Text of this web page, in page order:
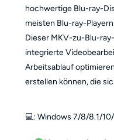
hochwertige Blu-ray-
meisten Blu-ray-
Dieser MKV-zu-Blu-
integrierte
Arbeitsablauf
erstellen können, die
💻️: Windows 7/8/8.1/10/